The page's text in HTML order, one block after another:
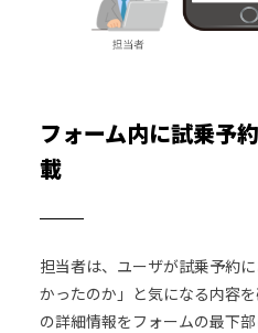
フォーム内に試乗予
載
担当者は、ユーザが試乗予約
かったのか」と気になる内容
の詳細情報をフォームの最下部